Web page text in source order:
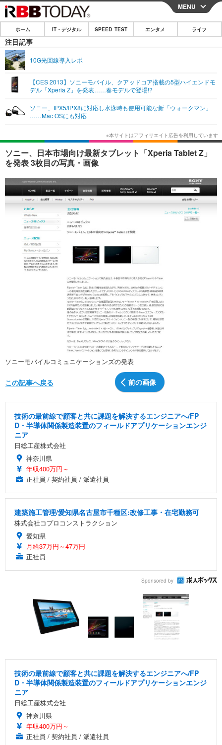
CLOSE
ホーム
IT・デジタル
ネタ ガジェット・ツール
ショッピング その他
SPEED TEST
エンタメTOP
韓国・芸能
音楽 スポーツ
ショッピング その他
ライフ
ライフTOP グルメ
ペット ショッピング
その他
リリース一覧
プッシュ通知の停止方法
MENU
ホーム IT・デジタル SPEED TEST エンタメ ライフ
注目記事
10G光回線導入レポ
【CES 2013】ソニーモバイル、クアッドコア搭載の5型ハイエンドモ
デル「Xperia Z」を発表……春モデルで登場!?
ソニー、IPX5/IPX8に対応し水泳時も使用可能な新「ウォークマン」
……Mac OSにも対応
ソニー、日本市場向け最新タブレット「Xperia Tablet Z」
を発表 3枚目の写真・画像
ソニーモバイルコミュニケーションズの発表
前の画像
この記事へ戻る
技術の最前線で顧客と共に課題を解決するエンジニアへ/FP
D・半導体関係製造装置のフィールドアプリケーションエンジ
ニア
日総工産株式会社
神奈川県
年収400万円～
正社員 / 契約社員 / 派遣社員
建築施工管理/愛知県名古屋市千種区:改修工事・在宅勤務可
株式会社コプロコンストラクション
愛知県
月給37万円～47万円
正社員
Sponsored by
技術の最前線で顧客と共に課題を解決するエンジニアへ/FP
D・半導体関係製造装置のフィールドアプリケーションエンジ
ニア
日総工産株式会社
神奈川県
年収400万円～
正社員 / 契約社員 / 派遣社員